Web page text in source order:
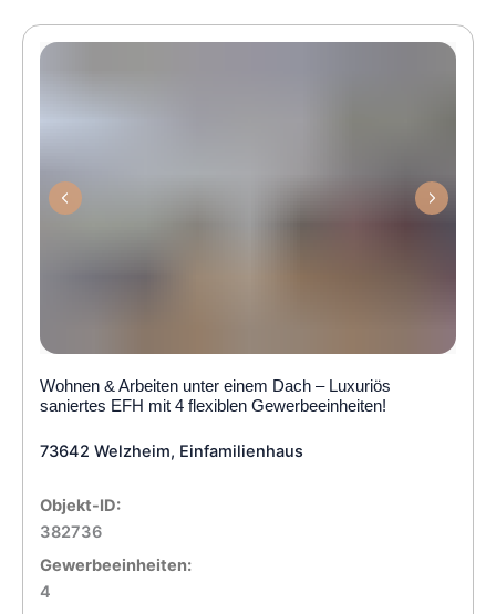
Wohnen & Arbeiten unter einem Dach – Luxuriös
saniertes EFH mit 4 flexiblen Gewerbeeinheiten!
73642 Welzheim, Einfamilienhaus
Objekt-ID:
382736
Gewerbeeinheiten:
4